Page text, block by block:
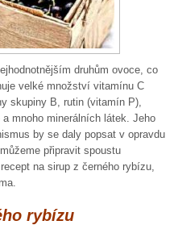
druhům ovoce, co
velké množství vitamínu C
skupiny B, rutin (vitamín P),
mnoho minerálních látek. Jeho
by se daly popsat v opravdu
připravit spoustu
na sirup z černého rybízu,
rybízu